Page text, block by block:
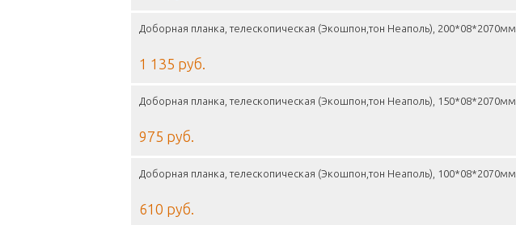
Доборная планка, телескопическая (Экошпон,тон Неаполь), 200*08*2070мм
1 135 руб.
Доборная планка, телескопическая (Экошпон,тон Неаполь), 150*08*2070мм
975 руб.
Доборная планка, телескопическая (Экошпон,тон Неаполь), 100*08*2070мм
610 руб.